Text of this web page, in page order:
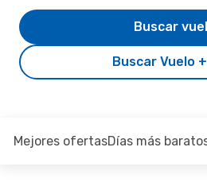
Buscar Vuelo
Buscar
Mejores ofertasDías más